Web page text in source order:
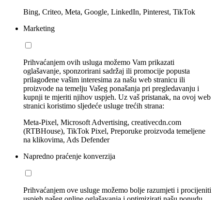
Bing, Criteo, Meta, Google, LinkedIn, Pinterest, TikTok
Marketing
Prihvaćanjem ovih usluga možemo Vam prikazati
oglašavanje, sponzorirani sadržaj ili promocije popusta
prilagođene vašim interesima za našu web stranicu ili
proizvode na temelju Vašeg ponašanja pri pregledavanju i
kupnji te mjeriti njihov uspjeh. Uz vaš pristanak, na ovoj web
stranici koristimo sljedeće usluge trećih strana:
Meta-Pixel, Microsoft Advertising, creativecdn.com
(RTBHouse), TikTok Pixel, Preporuke proizvoda temeljene
na klikovima, Ads Defender
Napredno praćenje konverzija
Prihvaćanjem ove usluge možemo bolje razumjeti i procijeniti